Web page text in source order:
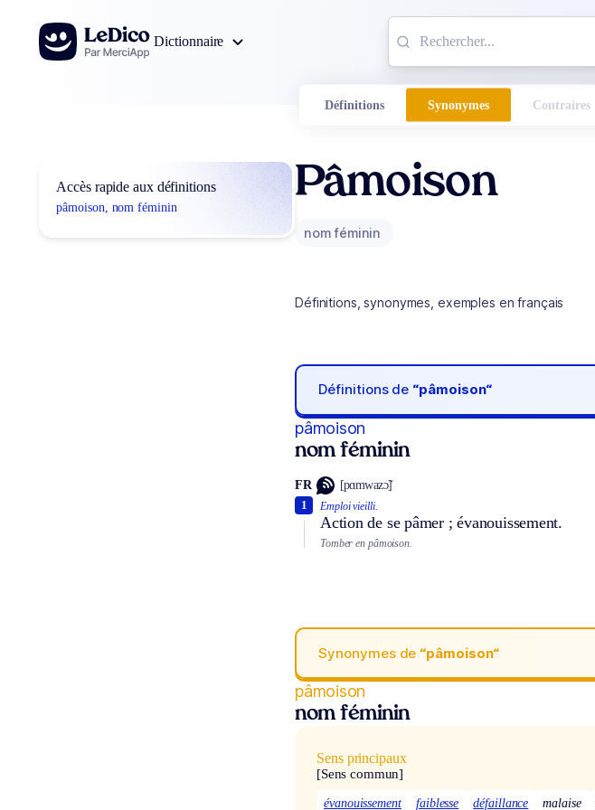
Aller au contenu
Dictionnaire
Définitions Synonymes Contraires
Accès rapide aux définitions
pâmoison, nom féminin
Pâmoison
nom féminin
Définitions, synonymes, exemples en français
Définitions de “pâmoison“
pâmoison
nom féminin
FR [pɑmwazɔ̃]
Emploi vieilli.
Action de se pâmer ; évanouissement.
1
Tomber en pâmoison.
Synonymes de “pâmoison“
pâmoison
nom féminin
Sens principaux
[Sens commun]
évanouissement faiblesse défaillance malaise